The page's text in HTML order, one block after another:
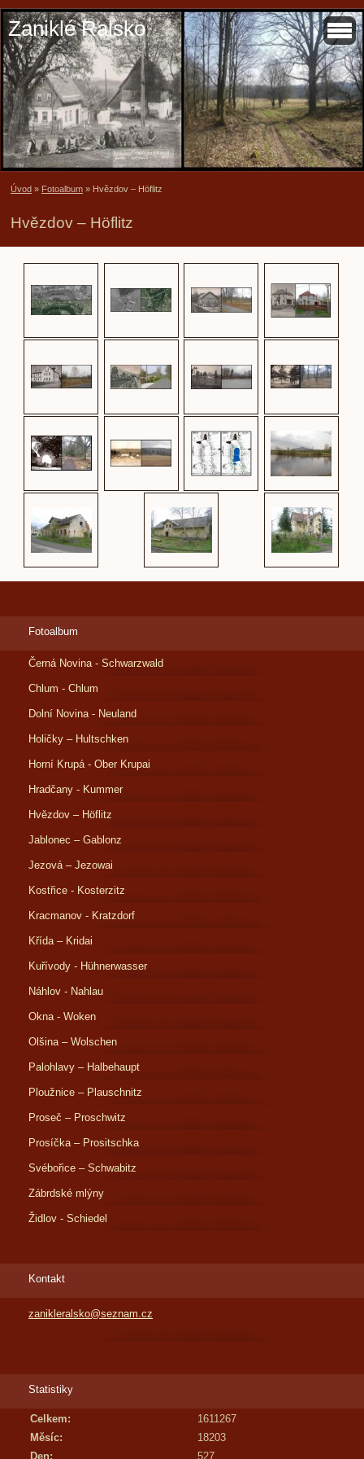
Zaniklé Ralsko
Úvod » Fotoalbum » Hvězdov – Höflitz
Hvězdov – Höflitz
Fotoalbum
Černá Novina - Schwarzwald
Chlum - Chlum
Dolní Novina - Neuland
Holičky – Hultschken
Horní Krupá - Ober Krupai
Hradčany - Kummer
Hvězdov – Höflitz
Jablonec – Gablonz
Jezová – Jezowai
Kostřice - Kosterzitz
Kracmanov - Kratzdorf
Křída – Kridai
Kuřívody - Hühnerwasser
Náhlov - Nahlau
Okna - Woken
Olšina – Wolschen
Palohlavy – Halbehaupt
Ploužnice – Plauschnitz
Proseč – Proschwitz
Prosíčka – Prositschka
Svébořice – Schwabitz
Zábrdské mlýny
Židlov - Schiedel
Kontakt
zanikleralsko@seznam.cz
Statistiky
Celkem:
1611267
Měsíc:
18203
Den:
527